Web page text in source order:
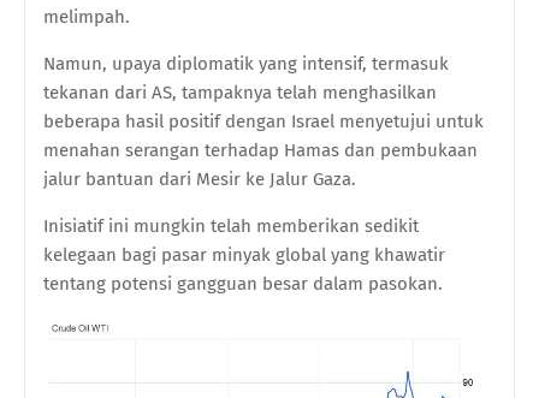
melimpah.
Namun, upaya diplomatik yang intensif, termasuk
tekanan dari AS, tampaknya telah menghasilkan
beberapa hasil positif dengan Israel menyetujui untuk
menahan serangan terhadap Hamas dan pembukaan
jalur bantuan dari Mesir ke Jalur Gaza.
Inisiatif ini mungkin telah memberikan sedikit
kelegaan bagi pasar minyak global yang khawatir
tentang potensi gangguan besar dalam pasokan.